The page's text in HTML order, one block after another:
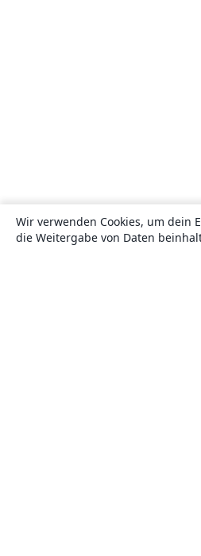
Wir verwenden Cookies, um dein
die Weitergabe von Daten